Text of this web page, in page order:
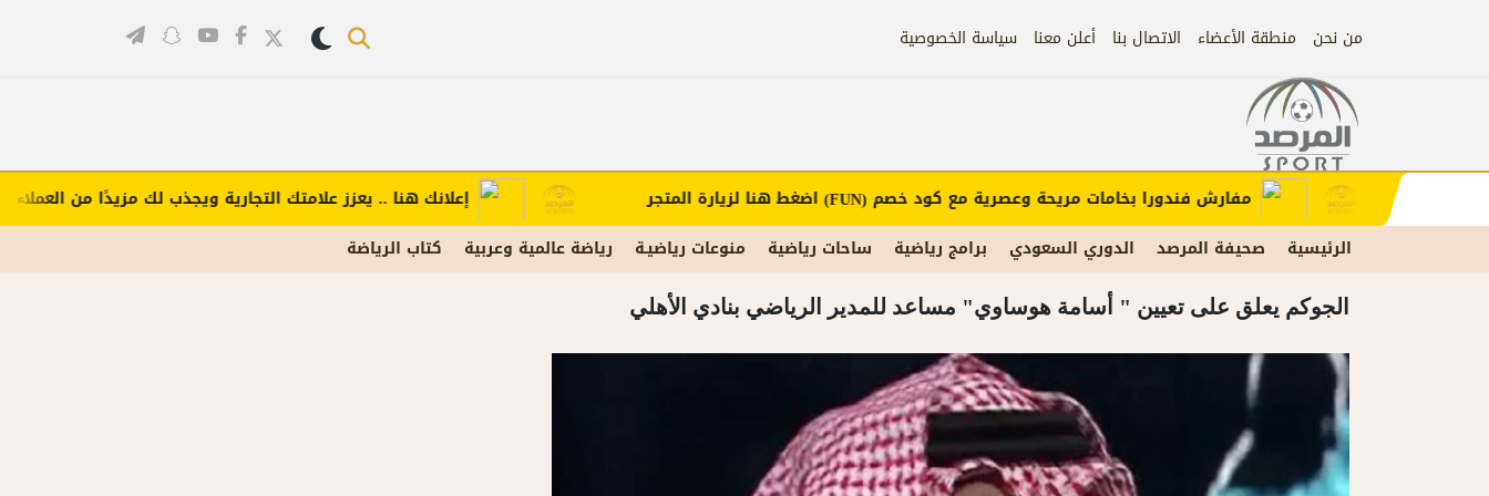
من نحن منطقة الأعضاء الاتصال بنا أعلن معنا سياسة الخصوصية
الرئيسية صحيفة المرصد الدوري السعودي برامج رياضية ساحات رياضية منوعات رياضيـة رياضة عالمية وعربية كتاب الرياضة
إعلانك هنا .. يعزز علامتك التجارية ويجذب لك مزيدًا من العملاء مفارش فندورا بخامات مريحة وعصرية مع كود خصم(FUN) اضغط هنا لزيارة المتجر
الجوكم يعلق على تعيين " أسامة هوساوي" مساعد للمدير الرياضي بنادي الأهلي